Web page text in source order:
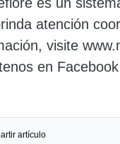
atención
visite
en
artículo